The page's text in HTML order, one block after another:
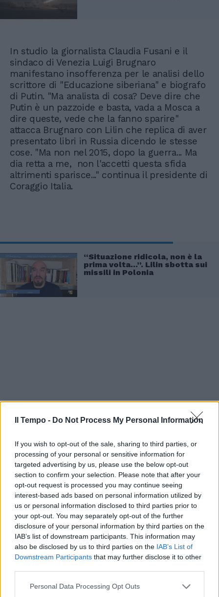
Il Tempo - Do Not Process My Personal Information
If you wish to opt-out of the sale, sharing to third parties, or
processing of your personal or sensitive information for
targeted advertising by us, please use the below opt-out
section to confirm your selection. Please note that after your
opt-out request is processed you may continue seeing
interest-based ads based on personal information utilized by
us or personal information disclosed to third parties prior to
your opt-out. You may separately opt-out of the further
disclosure of your personal information by third parties on the
IAB’s list of downstream participants. This information may
also be disclosed by us to third parties on the IAB’s List of
Downstream Participants that may further disclose it to other
Personal Data Processing Opt Outs
In studio la giornalista Claudia Fusani e il
sindaco di Venezia Luigi Brugnaro
manifestano insofferenza per le analisi dello
scrittore di "Educazione siberiana" e biografo
di Putin. "Ma analista di cosa? Deve dire che
Putin è un pazzoide e basta, vada a Mosca a
dire queste, vede che la fanno sparire"
attacca Brugnaro con Lilin che replica di aver
presentato libri in Russia dicendo le stesse
cose. "Ma non nel 2015, dopo la guerra... Ma
dia retta a me, non l'accetti questa sfida
altrimenti sparisce..." continua il presidente di
Coraggio Italia.
“Situazione ridicola, non è la
prima volta...”. Lilin sbotta sui
missili in Polonia